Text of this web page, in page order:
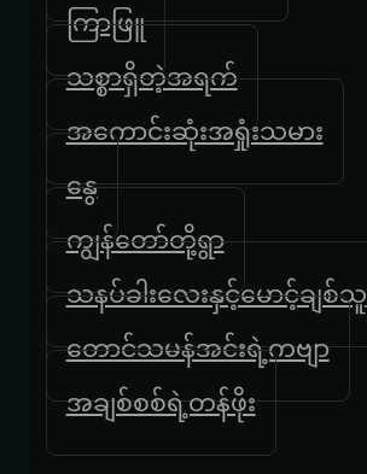
ကြာဖြူ
သစ္စာရှိတဲ့အရက်
အကောင်းဆုံးအရှုံးသမား
နွေ
ကျွန်တော်တို့ရွာ
သနပ်ခါးလေးနှင့်မောင့်ချစ်သူ
တောင်သမန်အင်းရဲ့ကဗျာ
အချစ်စစ်ရဲ့တန်ဖိုး